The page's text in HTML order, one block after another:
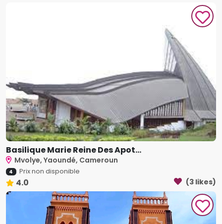
Basilique Marie Reine Des Apot...
Mvolye, Yaoundé, Cameroun
4 Prix non disponible
4.0 (3 likes)